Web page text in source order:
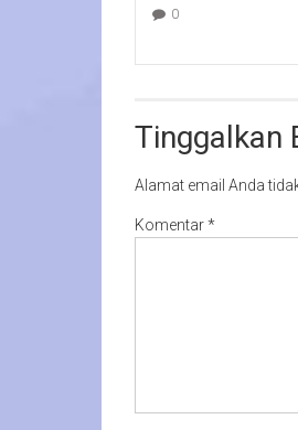
0
Tinggalkan
Alamat email Anda
Komentar*